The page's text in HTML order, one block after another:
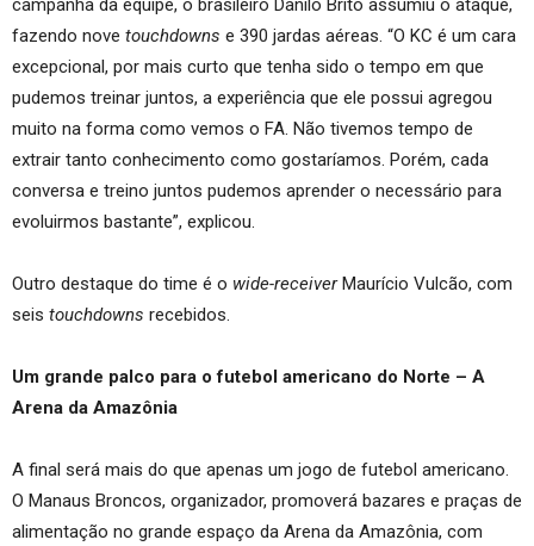
campanha da equipe, o brasileiro Danilo Brito assumiu o ataque,
fazendo nove touchdowns e 390 jardas aéreas. “O KC é um cara
excepcional, por mais curto que tenha sido o tempo em que
pudemos treinar juntos, a experiência que ele possui agregou
muito na forma como vemos o FA. Não tivemos tempo de
extrair tanto conhecimento como gostaríamos. Porém, cada
conversa e treino juntos pudemos aprender o necessário para
evoluirmos bastante”, explicou.
Outro destaque do time é o wide-receiverMaurício Vulcão, com
seis touchdowns recebidos.
Um grande palco para o futebol americano do Norte – A
Arena da Amazônia
A final será mais do que apenas um jogo de futebol americano.
O Manaus Broncos, organizador, promoverá bazares e praças de
alimentação no grande espaço da Arena da Amazônia, com